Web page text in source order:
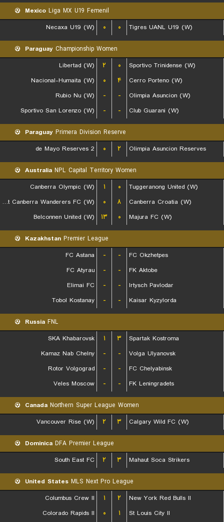
Mexico Liga MX U19 Femenil
Necaxa U19 (W)
۰ ۰ Tigres UANL U19 (W)
Paraguay Championship Women
Libertad (W)
۲ ۰
Sportivo Trinidense (W)
Nacional-Humaita (W)
۰ ۴
Cerro Porteno (W)
Rubio Nu (W)
- -
Olimpia Asuncion (W)
Sportivo San Lorenzo (W)
- - Club Guarani (W)
Paraguay Primera Division Reserve
2 de Mayo Reserves
۰ ۲ Olimpia Asuncion Reserves
Australia NPL Capital Territory Women
Canberra Olympic (W)
۱ ۰
Tuggeranong United (W)
West Canberra Wanderers FC (W)
۰ ۸
Canberra Croatia (W)
Belconnen United (W)
۱۳ ۰ Majura FC (W)
Kazakhstan Premier League
FC Astana
- -
FC Okzhetpes
FC Atyrau
- -
FK Aktobe
Elimai FC
- -
Irtysch Pavlodar
Tobol Kostanay
- - Kaisar Kyzylorda
Russia FNL
SKA Khabarovsk
۱ ۳
Spartak Kostroma
Kamaz Nab Chelny
- -
Volga Ulyanovsk
Rotor Volgograd
- -
FC Chelyabinsk
Veles Moscow
- - FK Leningradets
Canada Northern Super League Women
Vancouver Rise (W)
۲ ۳ Calgary Wild FC (W)
Dominica DFA Premier League
South East FC
۲ ۳ Mahaut Soca Strikers
United States MLS Next Pro League
Columbus Crew II
۱ ۲
New York Red Bulls II
Colorado Rapids II
۰ ۱ St Louis City II